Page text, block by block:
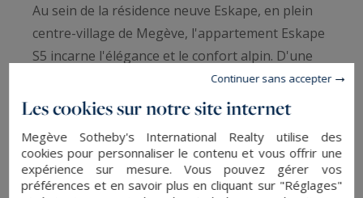
Au sein de la résidence neuve Eskape, en plein
centre-village de Megève, l'appartement Eskape
S5 incarne l'élégance et le confort alpin. D'une
surface de 107 m², ce bien de plain-pied à louer
pour un séjour saisonnier accueille jusqu'à 6
moderne. Proche des commerces, restaurants et
animations de la station, il allie quiétude
résidentielle et proximité immédiate de la vie du
Les cookies sur notre site internet
Megève Sotheby's International Realty utilise des
cookies pour personnaliser le contenu et vous offrir une
expérience sur mesure. Vous pouvez gérer vos
préférences et en savoir plus en cliquant sur "Réglages"
Continuer sans accepter